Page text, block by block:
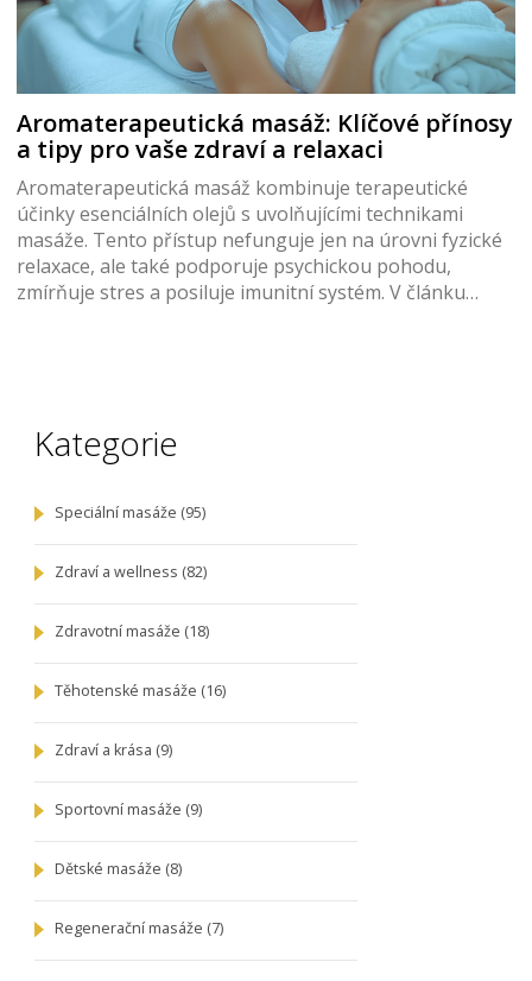
Aromaterapeutická masáž: Klíčové přínosy
a tipy pro vaše zdraví a relaxaci
Aromaterapeutická masáž kombinuje terapeutické
účinky esenciálních olejů s uvolňujícími technikami
masáže. Tento přístup nefunguje jen na úrovni fyzické
relaxace, ale také podporuje psychickou pohodu,
zmírňuje stres a posiluje imunitní systém. V článku
Kategorie
Speciální masáže (95)
Zdraví a wellness (82)
Zdravotní masáže (18)
Těhotenské masáže (16)
Zdraví a krása (9)
Sportovní masáže (9)
Dětské masáže (8)
Regenerační masáže (7)